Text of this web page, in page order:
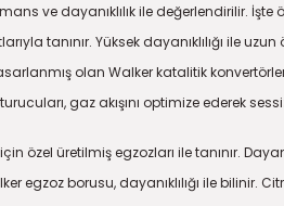
ve dayanıklılık ile değerlendirilir. İşte
tanınır. Yüksek dayanıklılığı ile
olan Walker katalitik
gaz akışını optimize ederek
özel üretilmiş egzozları ile tanınır.
egzoz borusu, dayanıklılığı ile